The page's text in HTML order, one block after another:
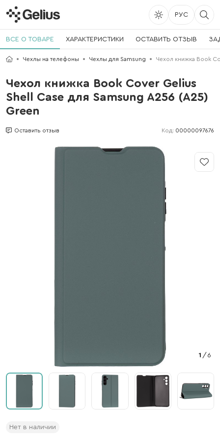
РУС
ВСЕ О ТОВАРЕ ХАРАКТЕРИСТИКИ ОСТАВИТЬ ОТЗЫВ
Чехлы на телефоны Чехлы для Samsung Чехол книжка Book
Чехол книжка Book Cover Gelius
Shell Case для Samsung A256 (A25)
Green
Оставить отзыв Код: 00000097676
1 / 6
Нет в наличии